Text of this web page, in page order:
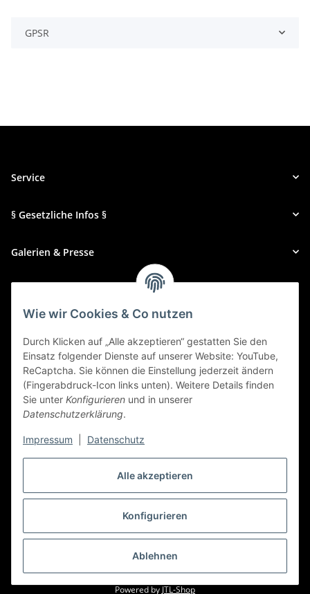
Alle akzeptieren
Konfigurieren
Ablehnen
Wie wir Cookies & Co nutzen
Durch Klicken auf „Alle akzeptieren“ gestatten Sie den
Einsatz folgender Dienste auf unserer Website: YouTube,
ReCaptcha. Sie können die Einstellung jederzeit ändern
(Fingerabdruck-Icon links unten). Weitere Details finden
Sie unter Konfigurieren und in unserer
Datenschutzerklärung.
Impressum Datenschutz
GPSR
Service
§ Gesetzliche Infos §
Galerien & Presse
Zahlungsmethoden
* Alle Preise inkl. gesetzlicher USt., zzgl.Versand
Urheberrechte der Objekte hin
Powered by JTL-Shop